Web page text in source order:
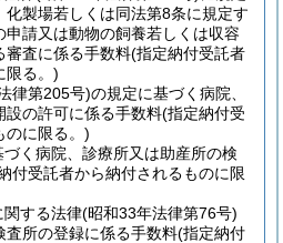
化製場若しくは同法第8条に規定す
申請又は動物の飼養若しくは収容
審査に係る手数料(指定納付受託者
限る。)
律第205号)の規定に基づく病院、
設の許可に係る手数料(指定納付受
のに限る。)
く病院、診療所又は助産所の検
付受託者から納付されるものに限
関する法律(昭和33年法律第76号)
査所の登録に係る手数料(指定納付